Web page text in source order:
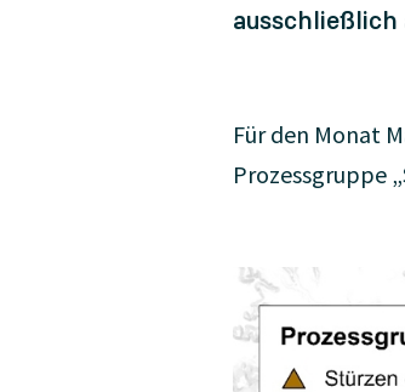
ausschließlich
Für den Monat
Prozessgruppe